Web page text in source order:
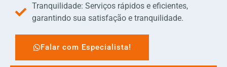
Tranquilidade: Serviços rápidos e eficientes,
garantindo sua satisfação e tranquilidade.
Falar com Especialista!